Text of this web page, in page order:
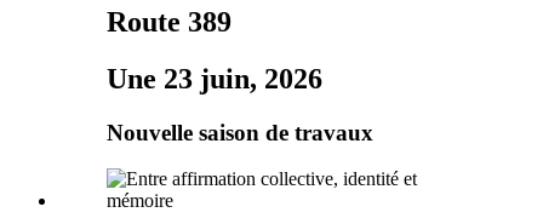
Route 389
Une 23 juin, 2026
Nouvelle saison de travaux